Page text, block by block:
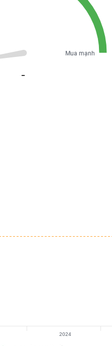
Mua mạnh
2024